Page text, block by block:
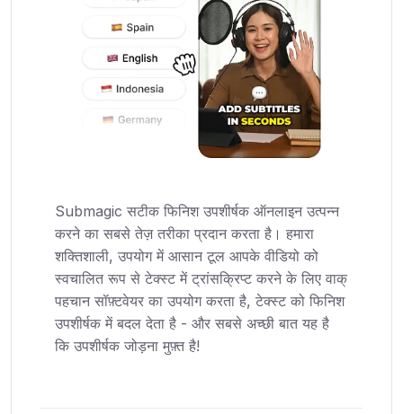
Submagic सटीक फिनिश उपशीर्षक ऑनलाइन उत्पन्न
करने का सबसे तेज़ तरीका प्रदान करता है। हमारा
शक्तिशाली, उपयोग में आसान टूल आपके वीडियो को
स्वचालित रूप से टेक्स्ट में ट्रांसक्रिप्ट करने के लिए वाक्
पहचान सॉफ़्टवेयर का उपयोग करता है, टेक्स्ट को फिनिश
उपशीर्षक में बदल देता है - और सबसे अच्छी बात यह है
कि उपशीर्षक जोड़ना मुफ़्त है!